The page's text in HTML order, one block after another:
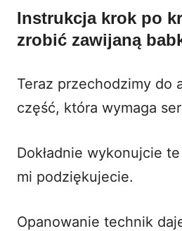
Instrukcja krok po
zrobić zawijaną
Teraz przechodzimy do
część, która wymaga
Dokładnie wykonujcie
mi podziękujecie.
Opanowanie technik